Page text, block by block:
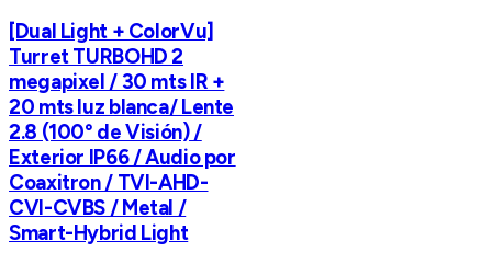
[Dual Light + ColorVu]
Turret TURBOHD 2
megapixel / 30 mts IR +
20 mts luz blanca/ Lente
2.8 (100° de Visión) /
Exterior IP66 / Audio por
Coaxitron / TVI-AHD-
CVI-CVBS / Metal /
Smart-Hybrid Light